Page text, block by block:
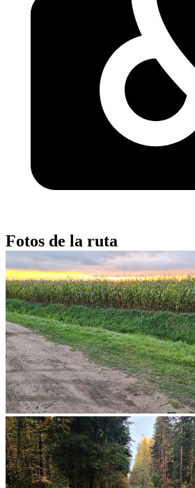
Fotos de la ruta